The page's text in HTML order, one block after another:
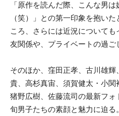
「原作を読んだ際、こんな男
（笑）」
との第一印象を抱い
ころ、さらには近況について
友関係や、プライベートの過ご
そのほか、窪田正孝、古川雄
貴、高杉真宙、須賀健太・小関
猪野広樹、佐藤流司の最新フ
旬男子たちの素顔と魅力に迫